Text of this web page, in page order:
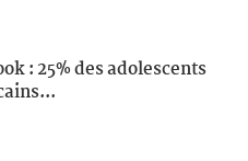
: 25% des adolescents